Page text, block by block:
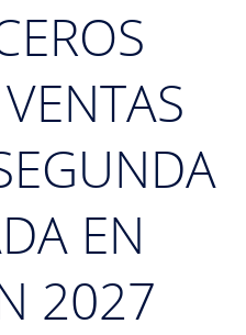
EN
2027